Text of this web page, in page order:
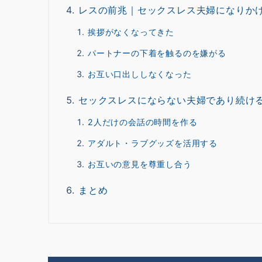
レスの前兆｜セックスレス夫婦になりか
挨拶がなくなってきた
パートナーの下着を触るのを嫌がる
お互い口出ししなくなった
セックスレスにならない夫婦であり続け
2人だけの会話の時間を作る
アダルト・ラブグッズを活用する
お互いの意見を尊重し合う
まとめ